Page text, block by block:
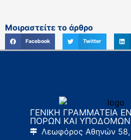
Μοιραστείτε το άρθρο
Facebook Twitter
ΓΕΝΙΚΗ ΓΡΑΜΜΑΤΕΙΑ
ΠΟΡΩΝ ΚΑΙ ΥΠΟΔΟΜΩΝ
Λεωφόρος Αθηνών 58,